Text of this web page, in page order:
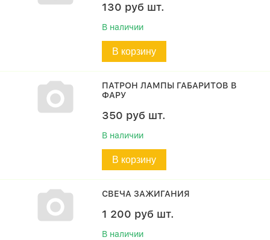
130 руб шт.
В наличии
В корзину
ПАТРОН ЛАМПЫ ГАБАРИТОВ В
ФАРУ
350 руб шт.
В наличии
В корзину
СВЕЧА ЗАЖИГАНИЯ
1 200 руб шт.
В наличии